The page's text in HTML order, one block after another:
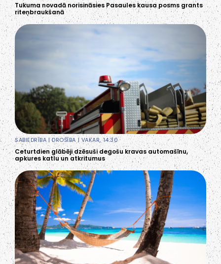
Tukuma novadā norisināsies Pasaules kausa posms grants
riteņbraukšanā
SABIEDRĪBA |DROŠĪBA | VAKAR, 14:30
Ceturtdien glābēji dzēsuši degošu kravas automašīnu,
apkures katlu un atkritumus